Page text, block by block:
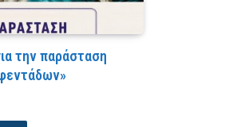
την παράσταση